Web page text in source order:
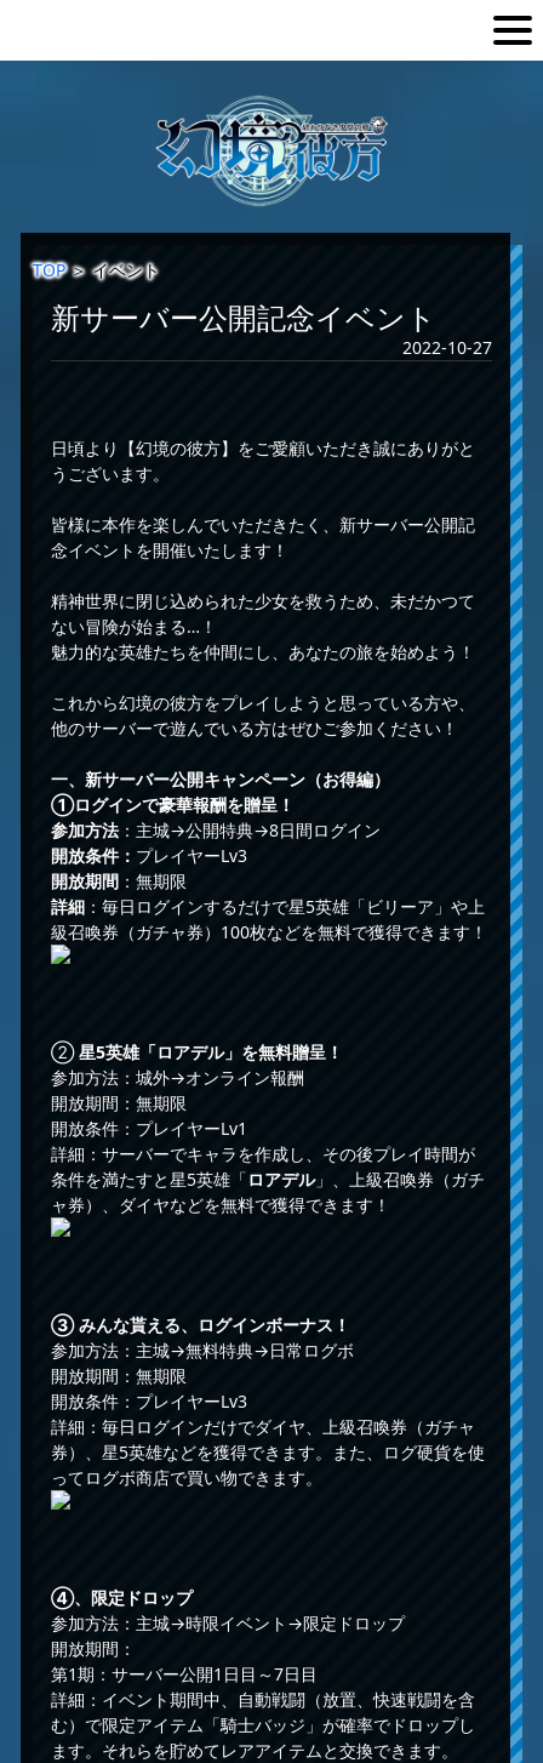
TOP＞イベント
新サーバー公開記念イベント
2022-10-27
日頃より【幻境の彼方】をご愛顧いただき誠にありがと
うございます。
皆様に本作を楽しんでいただきたく、新サーバー公開記
念イベントを開催いたします！
精神世界に閉じ込められた少女を救うため、未だかつて
ない冒険が始まる…！
魅力的な英雄たちを仲間にし、あなたの旅を始めよう！
これから幻境の彼方をプレイしようと思っている方や、
他のサーバーで遊んでいる方はぜひご参加ください！
一、新サーバー公開キャンペーン （お得編）
①ログインで豪華報酬を贈呈！
参加方法：主城→公開特典→8日間ログイン
開放条件： プレイヤーLv3
開放期間 ：無期限
詳細 ：毎日ログインするだけで星5英雄「ビリーア」や上
級召喚券（ガチャ券）100枚などを無料で獲得できます！
②星5英雄「ロアデル」を無料贈呈！
参加方法：城外→オンライン報酬
開放期間：無期限
開放条件：プレイヤーLv1
詳細：サーバーでキャラを作成し、その後プレイ時間が
条件を満たすと星5英雄「ロアデル」、上級召喚券（ガチ
ャ券）、ダイヤなどを無料で獲得できます！
③みんな貰える、ログインボーナス！
参加方法：主城→無料特典→日常ログボ
開放期間：無期限
開放条件：プレイヤーLv3
詳細：毎日ログインだけでダイヤ、上級召喚券（ガチャ
券）、星5英雄などを獲得できます。また、ログ硬貨を使
ってログボ商店で買い物できます。
④、限定ドロップ
参加方法：主城→時限イベント→限定ドロップ
開放期間：
第1期：サーバー公開1日目～7日目
詳細：イベント期間中、自動戦闘（放置、快速戦闘を含
む）で限定アイテム「騎士バッジ」が確率でドロップし
ます。それらを貯めてレアアイテムと交換できます。